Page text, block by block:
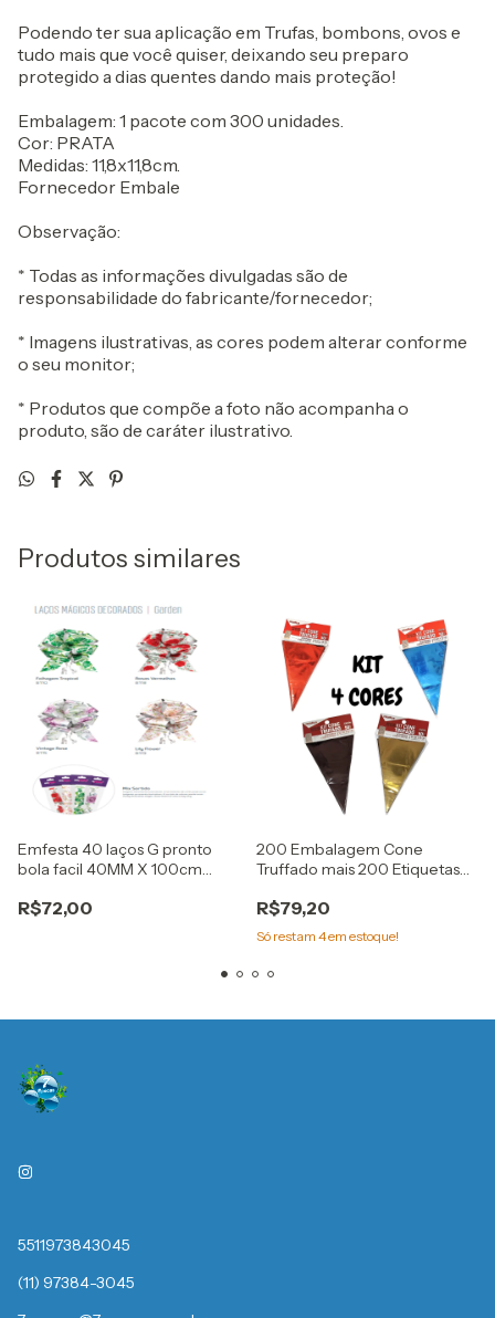
Podendo ter sua aplicação em Trufas, bombons, ovos e
tudo mais que você quiser, deixando seu preparo
protegido a dias quentes dando mais proteção!
Embalagem: 1 pacote com 300 unidades.
Cor: PRATA
Medidas: 11,8x11,8cm.
Fornecedor Embale
Observação:
* Todas as informações divulgadas são de
responsabilidade do fabricante/fornecedor;
* Imagens ilustrativas, as cores podem alterar conforme
o seu monitor;
* Produtos que compõe a foto não acompanha o
produto, são de caráter ilustrativo.
Produtos similares
Emfesta 40 laços G pronto
bola facil 40MM X 100cm
R$72,00
200 Embalagem Cone
Truffado mais 200 Etiquetas
R$79,20
Só restam 4em estoque!
5511973843045
(11) 97384-3045